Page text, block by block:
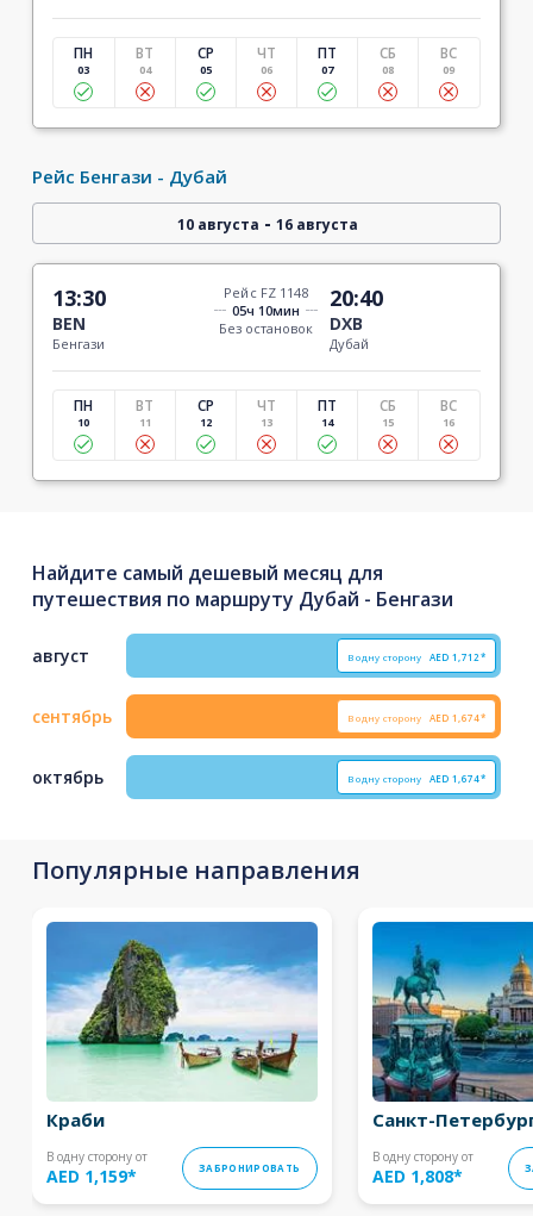
ПН
03
ВТ
04
СР
05
ЧТ
06
ПТ
07
СБ
08
ВС
09
Рейс Бенгази - Дубай
10 августа - 16 августа
13:30
BEN
Бенгази
Рейс FZ 1148
05ч 10мин
Без остановок
20:40
DXB
Дубай
ПН
10
ВТ
11
СР
12
ЧТ
13
ПТ
14
СБ
15
ВС
16
Найдите самый дешевый месяц для
путешествия по маршруту Дубай - Бенгази
август В одну сторону AED 1,712*
сентябрь В одну сторону AED 1,674*
октябрь В одну сторону AED 1,674*
Популярные направления
Краби
В одну сторону от
AED 1,159* ЗАБРОНИРОВАТЬ
Санкт-
В одну сторону от
AED 1,808*